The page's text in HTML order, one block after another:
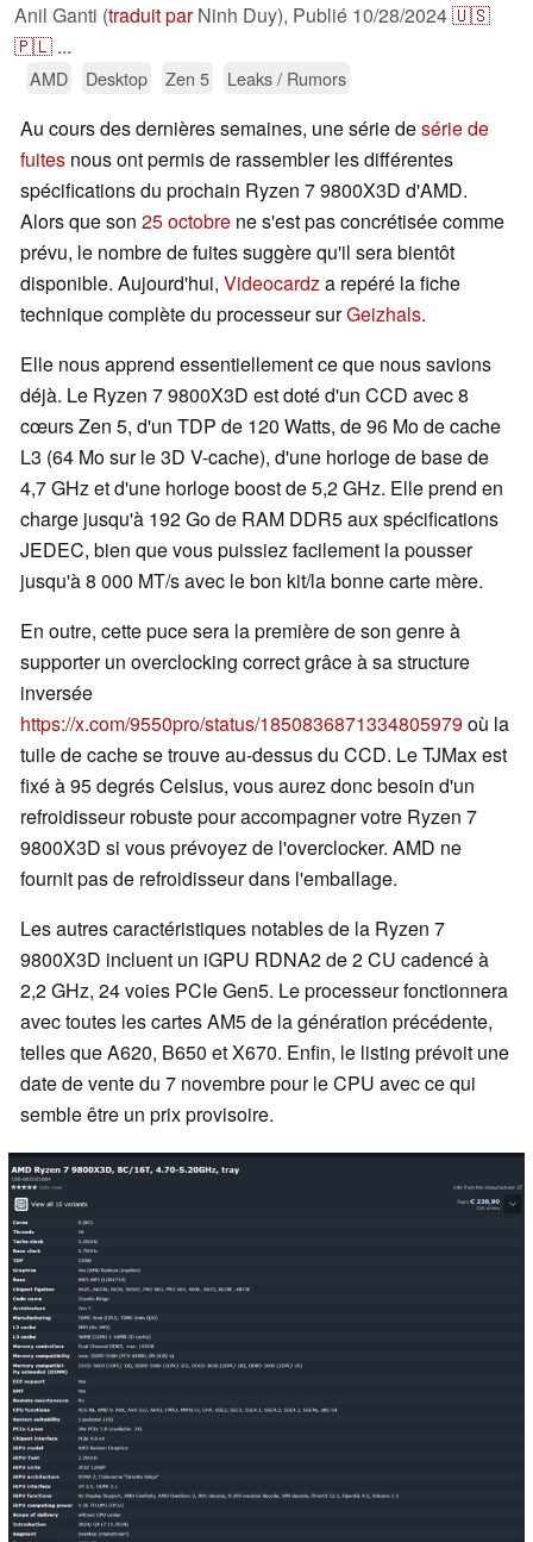
Anil Ganti (traduit parNinh Duy), Publié 10/28/2024🇺🇸
🇵🇱 ...
AMD Desktop Zen 5 Leaks / Rumors
Au cours des dernières semaines, une série desérie de
fuites nous ont permis de rassembler les différentes
spécifications du prochain Ryzen 7 9800X3D d'AMD.
Alors que son 25 octobre ne s'est pas concrétisée comme
prévu, le nombre de fuites suggère qu'il sera bientôt
disponible. Aujourd'hui, Videocardza repéré la fiche
technique complète du processeur surGeizhals.
Elle nous apprend essentiellement ce que nous savions
déjà. Le Ryzen 7 9800X3D est doté d'un CCD avec 8
cœurs Zen 5, d'un TDP de 120 Watts, de 96 Mo de cache
L3 (64 Mo sur le 3D V-cache), d'une horloge de base de
4,7 GHz et d'une horloge boost de 5,2 GHz. Elle prend en
charge jusqu'à 192 Go de RAM DDR5 aux spécifications
JEDEC, bien que vous puissiez facilement la pousser
jusqu'à 8 000 MT/s avec le bon kit/la bonne carte mère.
En outre, cette puce sera la première de son genre à
supporter un overclocking correct grâce à sa structure
inversée
https://x.com/9550pro/status/1850836871334805979où la
tuile de cache se trouve au-dessus du CCD. Le TJMax est
fixé à 95 degrés Celsius, vous aurez donc besoin d'un
refroidisseur robuste pour accompagner votre Ryzen 7
9800X3D si vous prévoyez de l'overclocker. AMD ne
fournit pas de refroidisseur dans l'emballage.
Les autres caractéristiques notables de la Ryzen 7
9800X3D incluent un iGPU RDNA2 de 2 CU cadencé à
2,2 GHz, 24 voies PCIe Gen5. Le processeur fonctionnera
avec toutes les cartes AM5 de la génération précédente,
telles que A620, B650 et X670. Enfin, le listing prévoit une
date de vente du 7 novembre pour le CPU avec ce qui
semble être un prix provisoire.